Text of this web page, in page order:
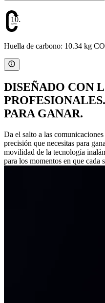
10.34
Huella de carbono: 10.34 kg
DISEÑADO CON
PARA GANAR.
Da el salto a las
precisión que necesitas para
movilidad de la tecnología
para los momentos en que cada